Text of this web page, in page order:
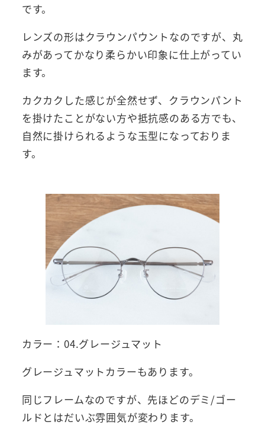
です。
レンズの形はクラウンパウントなのですが、丸
みがあってかなり柔らかい印象に仕上がってい
ます。
カクカクした感じが全然せず、クラウンパント
を掛けたことがない方や抵抗感のある方でも、
自然に掛けられるような玉型になっておりま
す。
カラー：04.グレージュマット
グレージュマットカラーもあります。
同じフレームなのですが、先ほどのデミ/ゴー
ルドとはだいぶ雰囲気が変わります。